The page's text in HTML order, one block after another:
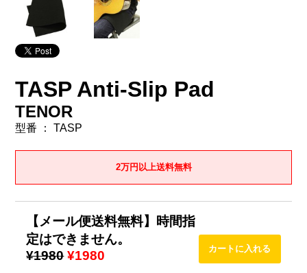
TASP Anti-Slip Pad
TENOR
型番 ： TASP
2万円以上送料無料
【メール便送料無料】時間指
定はできません。
¥1980 ¥1980